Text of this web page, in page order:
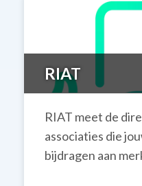
RIAT
RIAT meet de
associaties die
bijdragen aan